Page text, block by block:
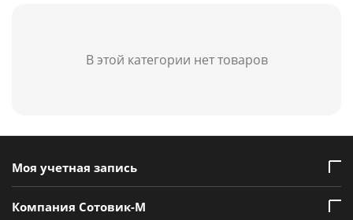
В этой категории нет товаров
Моя учетная запись
Компания Сотовик-М